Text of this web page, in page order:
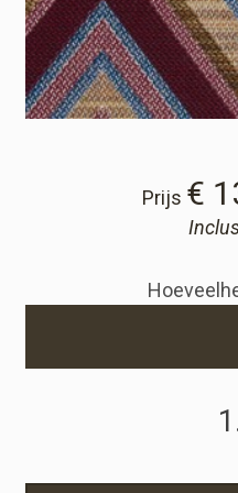
Prijs €
Winkelwagen
Winkelwagen
Staalaanvraag